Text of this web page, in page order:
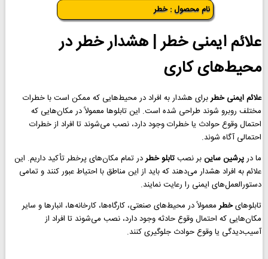
نام محصول : خطر
علائم ایمنی خطر | هشدار خطر در
محیط‌های کاری
علائم ایمنی خطربرای هشدار به افراد در محیط‌هایی که ممکن است با خطرات
مختلف روبرو شوند طراحی شده است. این تابلوها معمولاً در مکان‌هایی که
احتمال وقوع حوادث یا خطرات وجود دارد، نصب می‌شوند تا افراد از خطرات
احتمالی آگاه شوند.
ما درپرشین ساینبر نصبتابلو خطردر تمام مکان‌های پرخطر تأکید داریم. این
علائم به افراد هشدار می‌دهند که باید از این مناطق با احتیاط عبور کنند و تمامی
دستورالعمل‌های ایمنی را رعایت نمایند.
تابلوهایخطرمعمولاً در محیط‌های صنعتی، کارگاه‌ها، کارخانه‌ها، انبارها و سایر
مکان‌هایی که احتمال وقوع حادثه وجود دارد، نصب می‌شوند تا افراد از
آسیب‌دیدگی یا وقوع حوادث جلوگیری کنند.